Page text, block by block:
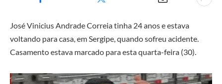
José Vinicius Andrade Correia tinha 24 anos e estava
voltando para casa, em Sergipe, quando sofreu acidente.
Casamento estava marcado para esta quarta-feira (30).